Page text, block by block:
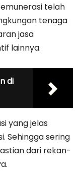
telah
tenaga
jasa
lainnya.
di
yang jelas
Sehingga sering
dari rekan-